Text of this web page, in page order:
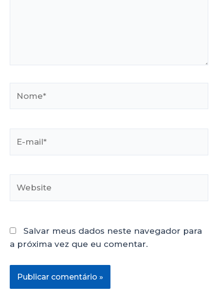
Salvar meus dados neste navegador para
a próxima vez que eu comentar.